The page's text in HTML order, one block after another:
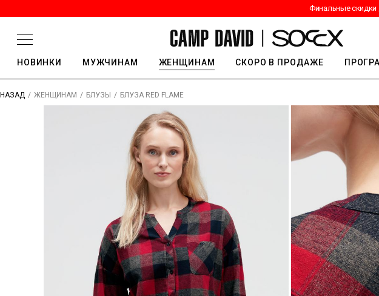
Финальные скидки
НОВИНКИ МУЖЧИНАМ ЖЕНЩИНАМ СКОРО В ПРОДАЖЕ
НАЗАД / ЖЕНЩИНАМ / БЛУЗЫ / БЛУЗА RED FLAME